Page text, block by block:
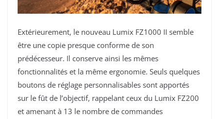
Extérieurement, le nouveau Lumix FZ1000 II semble
être une copie presque conforme de son
prédécesseur. Il conserve ainsi les mêmes
fonctionnalités et la même ergonomie. Seuls quelques
boutons de réglage personnalisables sont apportés
sur le fût de l’objectif, rappelant ceux du Lumix FZ200
et amenant à 13 le nombre de commandes